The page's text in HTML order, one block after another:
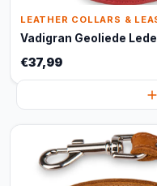
LEATHER COLLARS &
Vadigran Geoliede
€37,99